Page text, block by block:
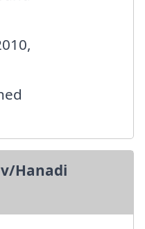
Hanadi